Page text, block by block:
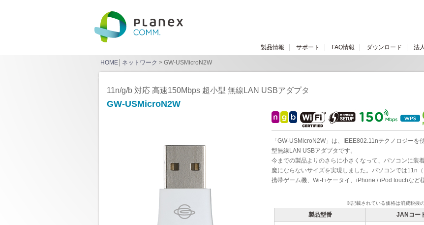
製品情報 サポート FAQ情報 ダウンロード 法
HOME ネットワーク > GW-USMicroN2W
11n/g/b 対応 高速150Mbps 超小型 無線LAN USBアダプタ
GW-USMicroN2W
「GW-USMicroN2W」は、IEEE802.11nテクノロジー
型無線LAN USBアダプタです。
今までの製品よりのさらに小さくなって、パソコンに装
魔にならないサイズを実現しました。パソコンでは11n
携帯ゲーム機、Wi-Fiケータイ、iPhone / iPod touchなど
※記載されている価格は消費税抜
製品型番 JANコー